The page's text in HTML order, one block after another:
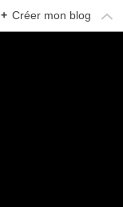
+ Créer mon blog